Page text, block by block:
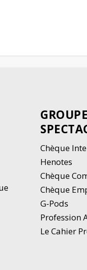
Chèque
Henotes
Chèque
Chèque
G-Pods
Profession
Le Cahier